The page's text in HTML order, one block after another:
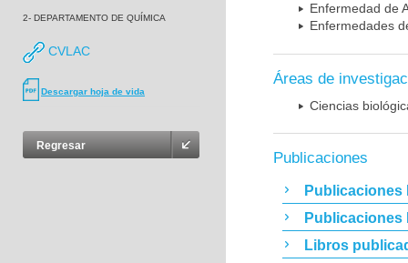
2- DEPARTAMENTO DE QUÍMICA
CVLAC
Descargar hoja de vida
Regresar
Enfermedad de
Enfermedades
Áreas de
Ciencias
Publicaciones
Publicaciones
Publicaciones
Libros